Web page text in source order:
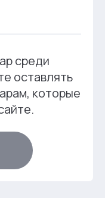
среди
оставлять
которые